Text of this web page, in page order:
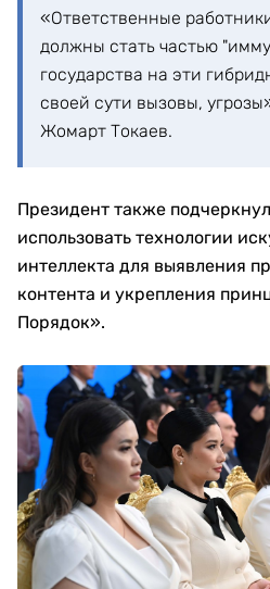
«Ответственные
должны стать частью
государства на эти
своей сути вызовы,
Жомарт Токаев.
Президент также
использовать технологии
интеллекта для выявления
контента и укрепления
Порядок».